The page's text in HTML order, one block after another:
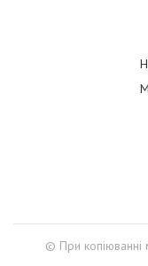
© При копіюванні